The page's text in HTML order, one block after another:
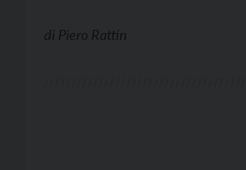
di Piero Rattin